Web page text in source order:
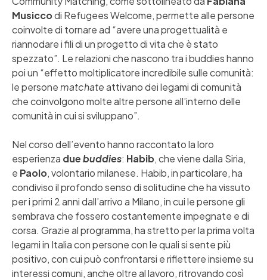
Musiccodi Refugees Welcome, permette alle persone
coinvolte di tornare ad “avere una progettualità e
riannodare i fili di un progetto di vita che è stato
spezzato”. Le relazioni che nascono tra i buddies hanno
poi un “effetto moltiplicatore incredibile sulle comunità:
le personematchateattivano dei legami di comunità
che coinvolgono molte altre persone all’interno delle
comunità in cui si sviluppano”.
Nel corso dell’evento hanno raccontato la loro
esperienza duebuddies: Habib, che viene dalla Siria,
e Paolo, volontario milanese. Habib, in particolare, ha
condiviso il profondo senso di solitudine che ha vissuto
per i primi 2 anni dall’arrivo a Milano, in cui le persone gli
sembrava che fossero costantemente impegnate e di
corsa. Grazie al programma, ha stretto per la prima volta
legami in Italia con persone con le quali si sente più
positivo, con cui può confrontarsi e riflettere insieme su
interessi comuni, anche oltre al lavoro, ritrovando così